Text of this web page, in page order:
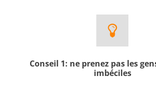
Conseil 1: ne prenez pas les
imbéciles